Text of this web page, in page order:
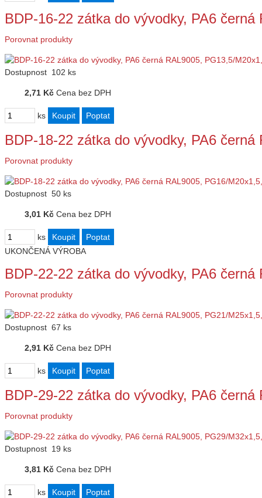
BDP-16-22 zátka do vývodky, PA6
Porovnat produkty
Dostupnost 102 ks
2,71 Kč Cena bez DPH
ks
BDP-18-22 zátka do vývodky, PA6
Porovnat produkty
Dostupnost 50 ks
3,01 Kč Cena bez DPH
ks
UKONČENÁ VÝROBA
BDP-22-22 zátka do vývodky, PA6
Porovnat produkty
Dostupnost 67 ks
2,91 Kč Cena bez DPH
ks
BDP-29-22 zátka do vývodky, PA6
Porovnat produkty
Dostupnost 19 ks
3,81 Kč Cena bez DPH
ks